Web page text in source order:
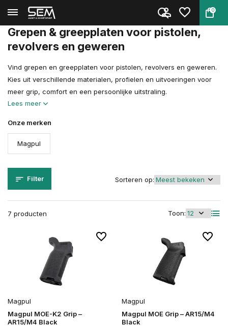
0
Terug Home Grepen & Greepplaten
Grepen & greepplaten voor pistolen,
revolvers en geweren
Vind grepen en greepplaten voor pistolen, revolvers en geweren.
Kies uit verschillende materialen, profielen en uitvoeringen voor
meer grip, comfort en een persoonlijke uitstraling.
Lees meer
Onze merken
Magpul
Filter
7 producten Toon:
Sorteren op:
Magpul
Magpul MOE-K2 Grip –
AR15/M4 Black
Magpul
Magpul MOE Grip – AR15/M4
Black